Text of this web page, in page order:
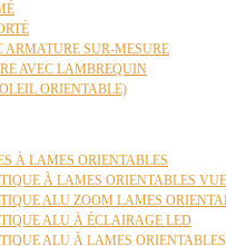
ARMATURE SUR-MESURE
AVEC LAMBREQUIN
ORIENTABLE)
À LAMES ORIENTABLES
À LAMES ORIENTABLES
ALU ZOOM LAMES
ALU À ÉCLAIRAGE LED
ALU À LAMES